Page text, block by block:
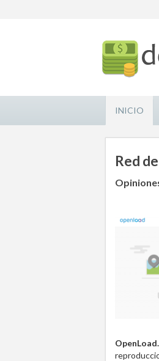
INICIO
Red